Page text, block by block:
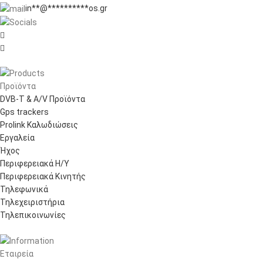
in**@**********os.gr


Προϊόντα
DVB-T & A/V Προϊόντα
Gps trackers
Prolink Καλωδιώσεις
Εργαλεία
Ήχος
Περιφερειακά Η/Υ
Περιφερειακά Κινητής
Τηλεφωνικά
Τηλεχειριστήρια
Τηλεπικοινωνίες
Εταιρεία